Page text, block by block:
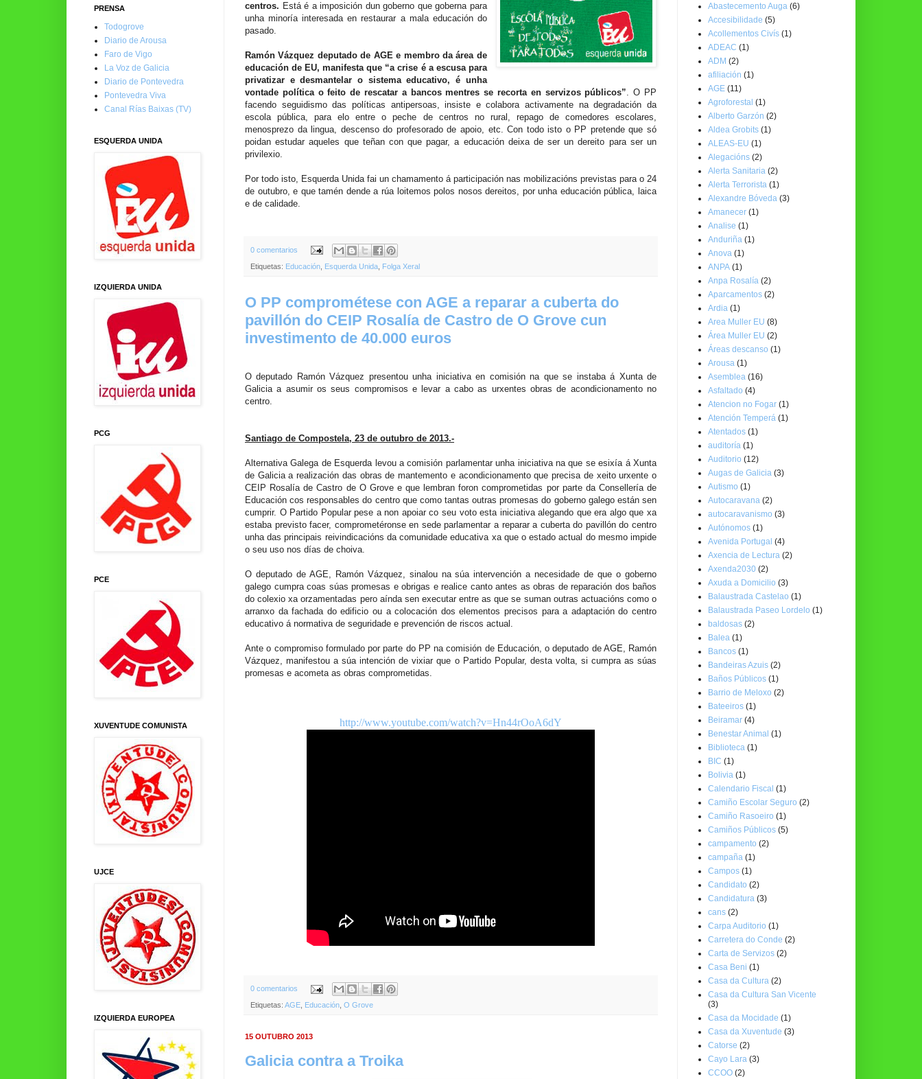
centros. Está é a imposición dun goberno que goberna para
unha minoría interesada en restaurar a mala educación do
pasado.
Ramón Vázquez deputado de AGE e membro da área de
educación de EU, manifesta que “a crise é a escusa para
privatizar e desmantelar o sistema educativo, é unha
vontade política o feito de rescatar a bancos mentres se recorta en servizos públicos”. O PP
facendo seguidismo das políticas antipersoas, insiste e colabora activamente na degradación da
escola pública, para elo entre o peche de centros no rural, repago de comedores escolares,
menosprezo da lingua, descenso do profesorado de apoio, etc.Con todo isto o PP pretende que só
poidan estudar aqueles que teñan con que pagar, a educación deixa de ser un dereito para ser un
privilexio.
Por todo isto, Esquerda Unida fai un chamamento á participación nas mobilizacións previstas para o 24
de outubro, e que tamén dende a rúa loitemos polos nosos dereitos, por unha educación pública, laica
e de calidade.
0 comentarios
Etiquetas: Educación Esquerda Unida Folga Xeral
O PP comprométese con AGE a reparar a cuberta do
pavillón do CEIP Rosalía de Castro de O Grove cun
investimento de 40.000 euros
O deputado Ramón Vázquez presentou unha iniciativa en comisión na que se instaba á Xunta de
Galicia a asumir os seus compromisos e levar a cabo as urxentes obras de acondicionamento no
centro.
Santiago de Compostela, 23 de outubro de 2013.-
Alternativa Galega de Esquerda levou a comisión parlamentar unha iniciativa na que se esixía á Xunta
de Galicia a realización das obras de mantemento e acondicionamento que precisa de xeito urxente o
CEIP Rosalía de Castro de O Grove e que lembran foron comprometidas por parte da Consellería de
Educación cos responsables do centro que como tantas outras promesas do goberno galego están sen
cumprir. O Partido Popular pese a non apoiar co seu voto esta iniciativa alegando que era algo que xa
estaba previsto facer, comprometéronse en sede parlamentar a reparar a cuberta do pavillón do centro
unha das principais reivindicacións da comunidade educativa xa que o estado actual do mesmo impide
o seu uso nos días de choiva.
O deputado de AGE, Ramón Vázquez, sinalou na súa intervención a necesidade de que o goberno
galego cumpra coas súas promesas e obrigas e realice canto antes as obras de reparación dos baños
do colexio xa orzamentadas pero aínda sen executar entre as que se suman outras actuacións como o
arranxo da fachada do edificio ou a colocación dos elementos precisos para a adaptación do centro
educativo á normativa de seguridade e prevención de riscos actual.
Ante o compromiso formulado por parte do PP na comisión de Educación, o deputado de AGE, Ramón
Vázquez, manifestou a súa intención de vixiar que o Partido Popular, desta volta, si cumpra as súas
promesas e acometa as obras comprometidas.
http://www.youtube.com/watch?v=Hn44rOoA6dY
0 comentarios
Etiquetas: AGE, Educación, O Grove
15 OUTUBRO 2013
Galicia contra a Troika
PRENSA
Todogrove
Diario de Arousa
Faro de Vigo
La Voz de Galicia
Diario de Pontevedra
Pontevedra Viva
Canal Rías Baixas (TV)
ESQUERDA UNIDA
IZQUIERDA UNIDA
PCG
PCE
XUVENTUDE COMUNISTA
UJCE
IZQUIERDA EUROPEA
Abastecemento Auga (6)
Accesibilidade (5)
Acollementos Civís (1)
ADEAC (1)
ADM (2)
afiliación (1)
AGE (11)
Agroforestal (1)
Alberto Garzón (2)
Aldea Grobits (1)
ALEAS-EU (1)
Alegacións (2)
Alerta Sanitaria (2)
Alerta Terrorista (1)
Alexandre Bóveda (3)
Amanecer (1)
Analise (1)
Anduriña (1)
Anova (1)
ANPA (1)
Anpa Rosalía (2)
Aparcamentos (2)
Ardia (1)
Area Muller EU (8)
Área Muller EU (2)
Áreas descanso (1)
Arousa (1)
Asemblea (16)
Asfaltado (4)
Atencion no Fogar (1)
Atención Temperá (1)
Atentados (1)
auditoría (1)
Auditorio (12)
Augas de Galicia (3)
Autismo (1)
Autocaravana (2)
autocaravanismo (3)
Autónomos (1)
Avenida Portugal (4)
Axencia de Lectura (2)
Axenda2030 (2)
Axuda a Domicilio (3)
Balaustrada Castelao (1)
Balaustrada Paseo Lordelo (1)
baldosas (2)
Balea (1)
Bancos (1)
Bandeiras Azuis (2)
Baños Públicos (1)
Barrio de Meloxo (2)
Bateeiros (1)
Beiramar (4)
Benestar Animal (1)
Biblioteca (1)
BIC (1)
Bolivia (1)
Calendario Fiscal (1)
Camiño Escolar Seguro (2)
Camiño Rasoeiro (1)
Camiños Públicos (5)
campamento (2)
campaña (1)
Campos (1)
Candidato (2)
Candidatura (3)
cans (2)
Carpa Auditorio (1)
Carretera do Conde (2)
Carta de Servizos (2)
Casa Beni (1)
Casa da Cultura (2)
Casa da Cultura San Vicente
(3)
Casa da Mocidade (1)
Casa da Xuventude (3)
Catorse (2)
Cayo Lara (3)
CCOO (2)